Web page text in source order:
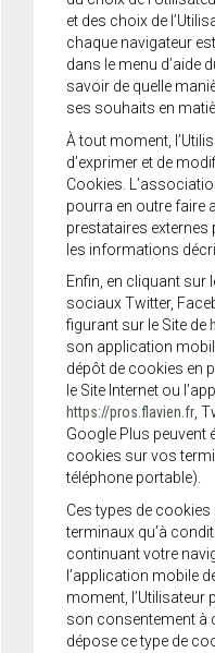
et des choix de
chaque navigateur
dans le menu d’aide
savoir de quelle
ses souhaits en
À tout moment,
d’exprimer et de
Cookies.
pourra en outre faire
prestataires externes
les informations
Enfin, en cliquant sur
sociaux Twitter,
figurant sur le Site de
son application
dépôt de cookies en
le Site Internet ou
https://pros.flavien.fr ,
Google Plus peuvent
cookies sur vos
téléphone portable).
Ces types de
terminaux qu’à
continuant votre
l’application mobile
moment, l’Utilisateur
son consentement à
dépose ce type de